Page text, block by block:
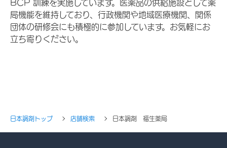
BCP 訓練を実施しています。医薬品の供給施設として薬
局機能を維持しており、行政機関や地域医療機関、関係
団体の研修会にも積極的に参加しています。お気軽にお
立ち寄りください。
日本調剤トップ 店舗検索 日本調剤 福生薬局